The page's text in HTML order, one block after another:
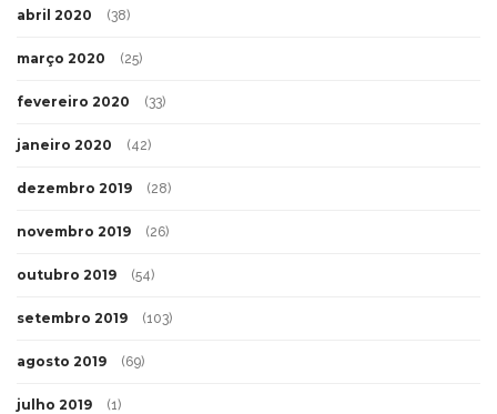
abril 2020 (38)
março 2020 (25)
fevereiro 2020 (33)
janeiro 2020 (42)
dezembro 2019 (28)
novembro 2019 (26)
outubro 2019 (54)
setembro 2019 (103)
agosto 2019 (69)
julho 2019 (1)